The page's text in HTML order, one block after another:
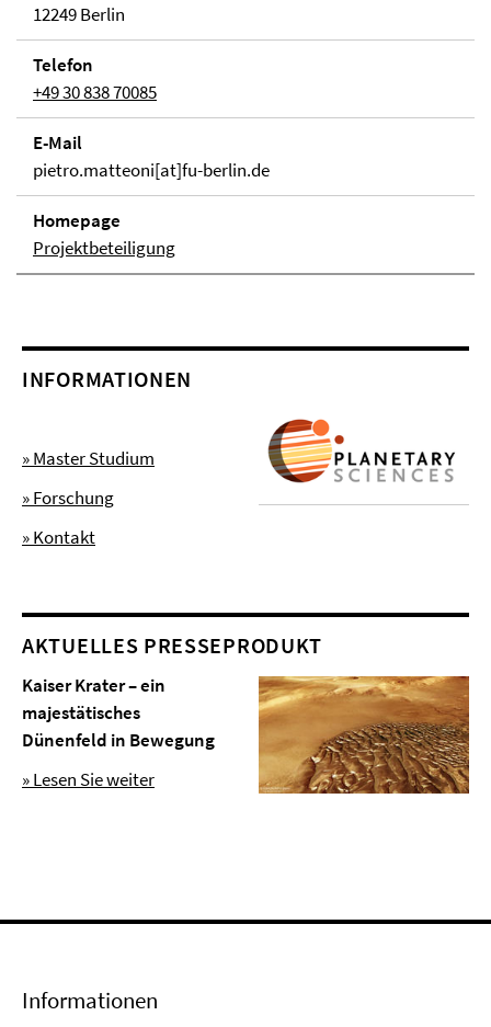
12249 Berlin
Telefon
+49 30 838 70085
E-Mail
pietro.matteoni[at]fu-berlin.de
Homepage
Projektbeteiligung
INFORMATIONEN
» Master Studium
» Forschung
» Kontakt
AKTUELLES PRESSEPRODUKT
Kaiser Krater – ein
majestätisches
Dünenfeld in Bewegung
» Lesen Sie weiter
Informationen